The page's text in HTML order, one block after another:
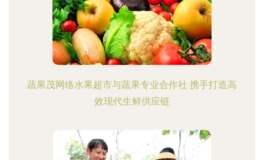
蔬果茂网络水果超市与蔬果专业合作社 携手打造高
效现代生鲜供应链